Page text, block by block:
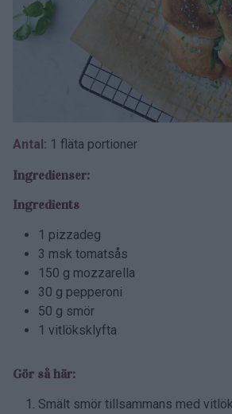
Antal: 1 fläta portioner
Ingredienser:
Ingredients
1 pizzadeg
3 msk tomatsås
150 g mozzarella
30 g pepperoni
50 g smör
1 vitlöksklyfta
Gör så här:
Smält smör tillsammans med